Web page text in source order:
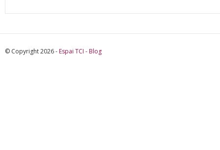
© Copyright 2026 - Espai TCI - Blog